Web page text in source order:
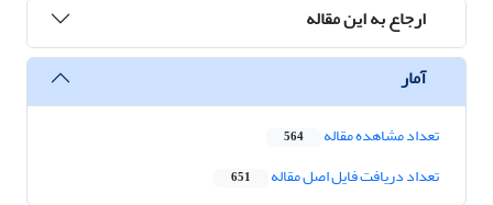
ارجاع به این مقاله
آمار
تعداد مشاهده مقاله 564
تعداد دریافت فایل اصل مقاله 651